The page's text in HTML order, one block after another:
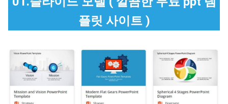
플릿 사이트 )